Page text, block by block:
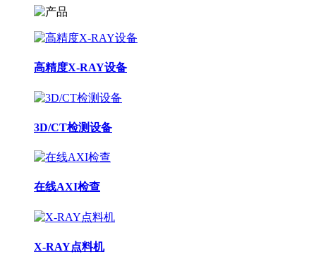
高精度X-RAY设备
3D/CT检测设备
在线AXI检查
X-RAY点料机